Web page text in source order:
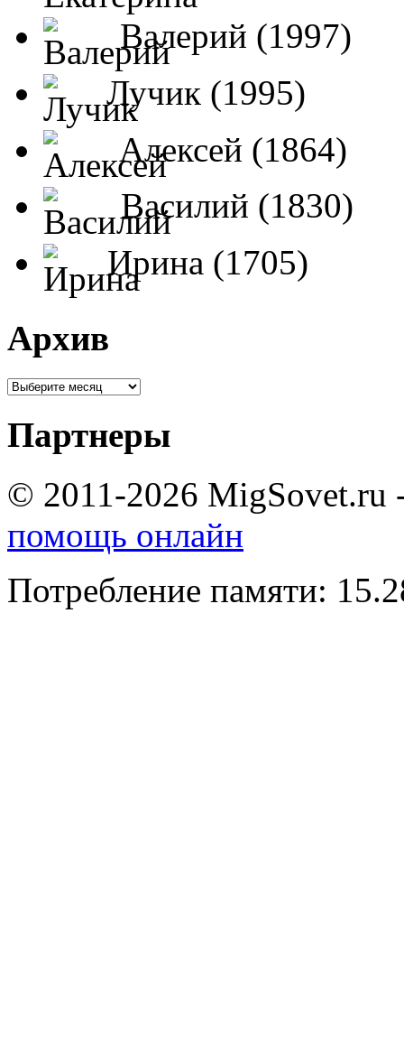
Валерий (1997)
Лучик (1995)
Алексей (1864)
Василий (1830)
Ирина (1705)
Архив
Партнеры
© 2011-2026 MigSovet.ru
помощь онлайн
Потребление памяти: